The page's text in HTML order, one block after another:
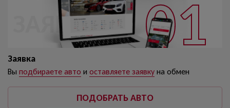
ЗАЯВКА
Заявка
Вы подбираете авто и оставляете заявку на обмен
ПОДОБРАТЬ АВТО